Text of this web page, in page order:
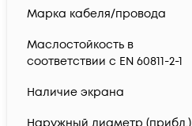
Марка кабеля/провода
Маслостойкость в
соответствии с EN 60811-2-1
Наличие экрана